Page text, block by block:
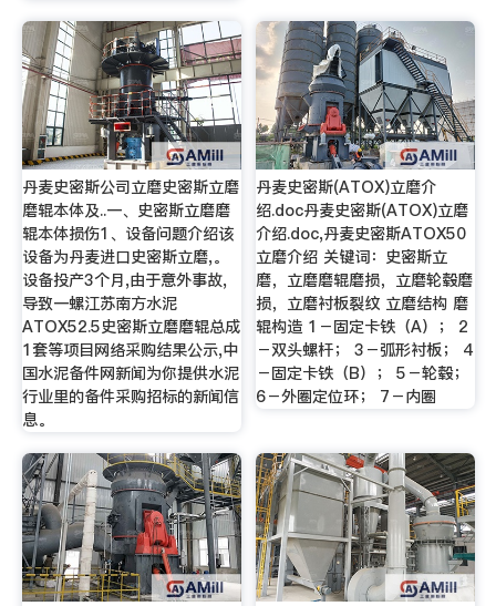
丹麦史密斯公司立磨史密斯立磨
磨辊本体及..一、史密斯立磨磨
辊本体损伤1、设备问题介绍该
设备为丹麦进口史密斯立磨,。
设备投产3个月,由于意外事故,
导致一螺江苏南方水泥
ATOX52.5史密斯立磨磨辊总成
1套等项目网络采购结果公示,中
国水泥备件网新闻为你提供水泥
行业里的备件采购招标的新闻信
息。
丹麦史密斯(ATOX)立磨介
绍.doc丹麦史密斯(ATOX)立磨
介绍.doc,丹麦史密斯ATOX50
立磨介绍 关键词：史密斯立
磨，立磨磨辊磨损，立磨轮毂磨
损，立磨衬板裂纹 立磨结构 磨
辊构造 1－固定卡铁（A）； 2
－双头螺杆； 3－弧形衬板； 4
－固定卡铁（B）； 5－轮毂；
6－外圈定位环； 7－内圈